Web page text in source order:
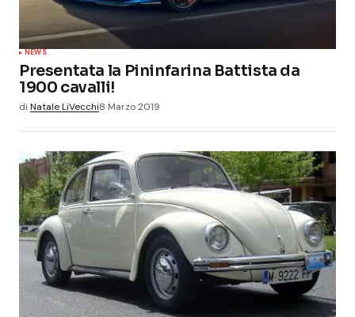
NEWS
Presentata la Pininfarina Battista da
1900 cavalli!
di Natale LiVecchi8 Marzo 2019